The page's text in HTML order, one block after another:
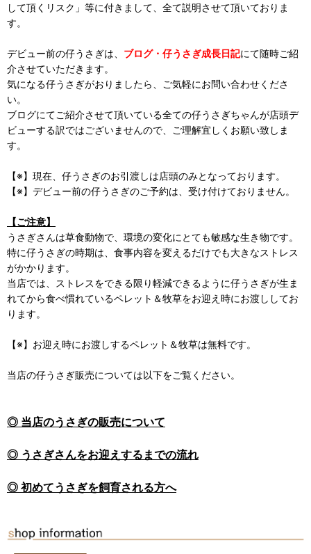
して頂くリスク」等に付きまして、全て説明させて頂いておりま
す。
デビュー前の仔うさぎは、 ブログ・仔うさぎ成長日記にて随時ご紹
介させていただきます。
気になる仔うさぎがおりましたら、ご気軽にお問い合わせくださ
い。
ブログにてご紹介させて頂いている全ての仔うさぎちゃんが店頭デ
ビューする訳ではございませんので、ご理解宜しくお願い致しま
す。
【※】現在、仔うさぎのお引渡しは店頭のみとなっております。
【※】デビュー前の仔うさぎのご予約は、受け付けておりません。
【ご注意】
うさぎさんは草食動物で、環境の変化にとても敏感な生き物です。
特に仔うさぎの時期は、食事内容を変えるだけでも大きなストレス
がかかります。
当店では、ストレスをできる限り軽減できるように仔うさぎが生ま
れてから食べ慣れているペレット＆牧草をお迎え時にお渡ししてお
ります。
【※】お迎え時にお渡しするペレット＆牧草は無料です。
当店の仔うさぎ販売については以下をご覧ください。
◎ 当店のうさぎの販売について
◎ うさぎさんをお迎えするまでの流れ
◎ 初めてうさぎを飼育される方へ